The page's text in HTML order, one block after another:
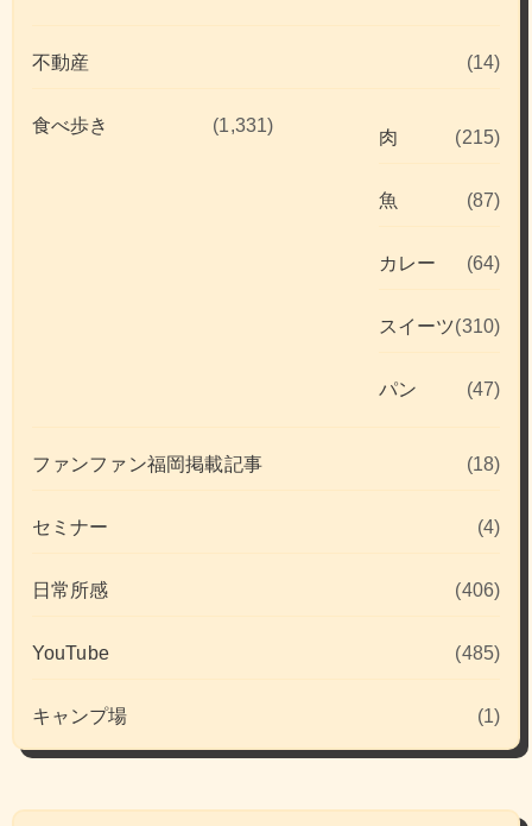
不動産 (14)
食べ歩き (1,331)
肉 (215)
魚 (87)
カレー (64)
スイーツ(310)
パン (47)
ファンファン福岡掲載記事 (18)
セミナー (4)
日常所感 (406)
YouTube (485)
キャンプ場 (1)